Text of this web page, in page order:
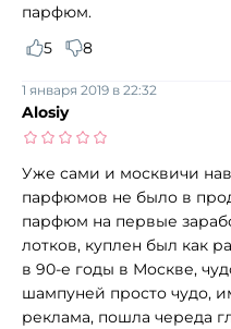
парфюм.
5
8
Alosiy
1 января 2019 в 22:32
Уже сами и москвичи
парфюмов не было в
парфюм на первые
лотков, куплен был как
в 90-е годы в Москве,
шампуней просто чудо,
реклама, пошла череда